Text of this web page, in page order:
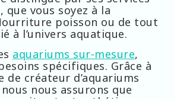
que vous soyez à la
poisson ou de tout
à l’univers aquatique.
aquariums sur-mesure,
spécifiques. Grâce à
créateur d’aquariums
nous assurons que